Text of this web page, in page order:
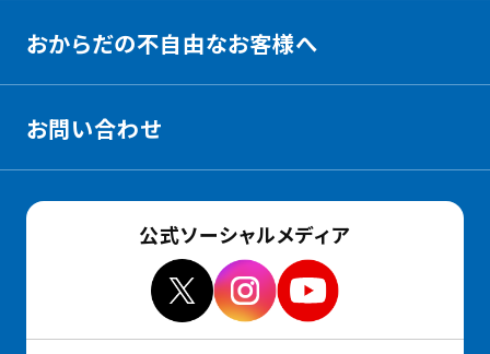
おからだの不自由なお客様へ
お問い合わせ
公式ソーシャルメディア